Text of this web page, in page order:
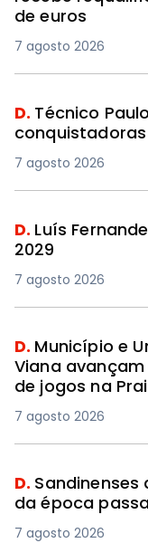
de euros
7 agosto 2026
D. Técnico
conquistadoras
7 agosto 2026
D. Luís
2029
7 agosto 2026
D. Município e
Viana
de jogos na
7 agosto 2026
D.
da época
7 agosto 2026